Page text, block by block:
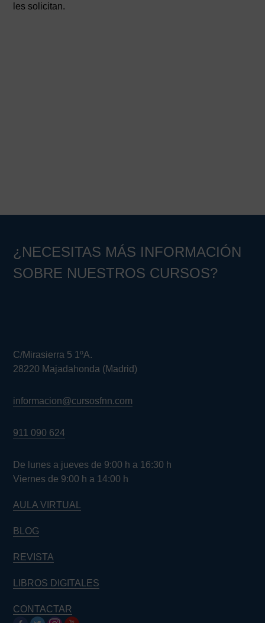
les solicitan.
¿NECESITAS MÁS INFORMACIÓN
SOBRE NUESTROS CURSOS?
C/Mirasierra 5 1ºA.
28220 Majadahonda (Madrid)
informacion@cursosfnn.com
911 090 624
De lunes a jueves de 9:00 h a 16:30 h
Viernes de 9:00 h a 14:00 h
AULA VIRTUAL
BLOG
REVISTA
LIBROS DIGITALES
CONTACTAR